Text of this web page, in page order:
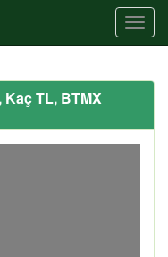
Kaç TL, BTMX